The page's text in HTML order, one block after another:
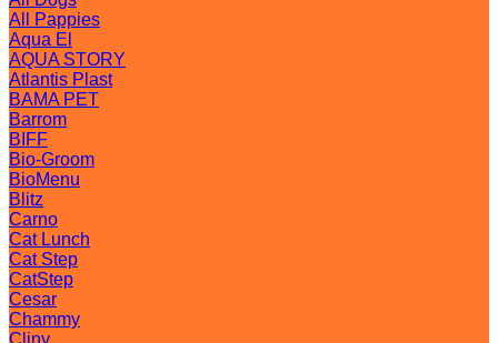
All Pappies
Aqua El
AQUA STORY
Atlantis Plast
BAMA PET
Barrom
BIFF
Bio-Groom
BioMenu
Blitz
Carno
Cat Lunch
Cat Step
CatStep
Cesar
Chammy
Cliny